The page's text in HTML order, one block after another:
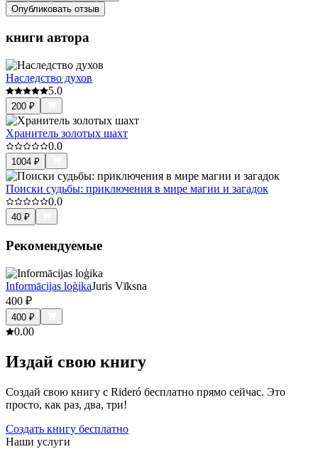
Опубликовать отзыв
книги автора
Наследство духов
5.0
200 ₽
Хранитель золотых шахт
0.0
1004 ₽
Поиски судьбы: приключения в мире магии и загадок
0.0
40 ₽
Рекомендуемые
Informācijas loģikaJuris Vīksna
400 ₽
400 ₽
0.00
Издай свою книгу
Создай свою книгу с Rideró бесплатно прямо сейчас. Это
просто, как раз, два, три!
Создать книгу бесплатно
Наши услуги